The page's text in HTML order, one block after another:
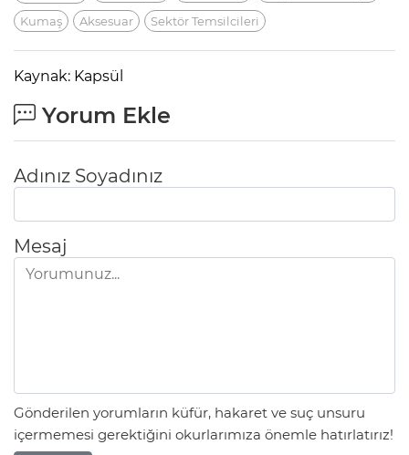
Kumaş
Aksesuar Sektör Temsilcileri
Kaynak: Kapsül
Yorum Ekle
Adınız Soyadınız
Mesaj
Gönderilen yorumların küfür, hakaret ve suç unsuru
içermemesi gerektiğini okurlarımıza önemle hatırlatırız!